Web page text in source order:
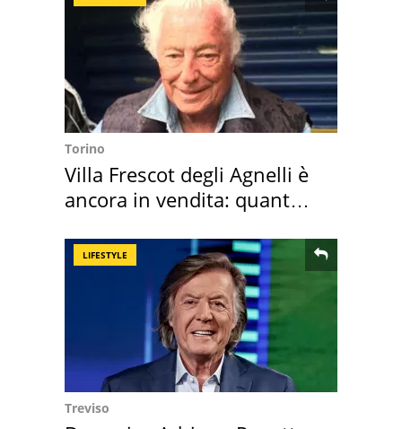
Torino
Villa Frescot degli Agnelli è
ancora in vendita: quanto
LIFESTYLE
Treviso